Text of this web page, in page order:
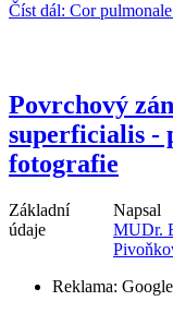
Číst dál: Cor
Povrchový
superficialis -
fotografie
Základní
údaje
Napsal
MUDr.
Reklama: